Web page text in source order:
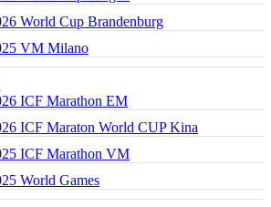
World Cup Brandenburg
VM Milano
ICF Marathon EM
ICF Maraton World CUP Kina
ICF Marathon VM
World Games